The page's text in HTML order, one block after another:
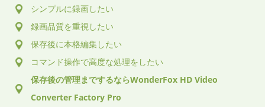
シンプルに録画したい
録画品質を重視したい
保存後に本格編集したい
コマンド操作で高度な処理をしたい
保存後の管理までするならWonderFox HD Video
Converter Factory Pro